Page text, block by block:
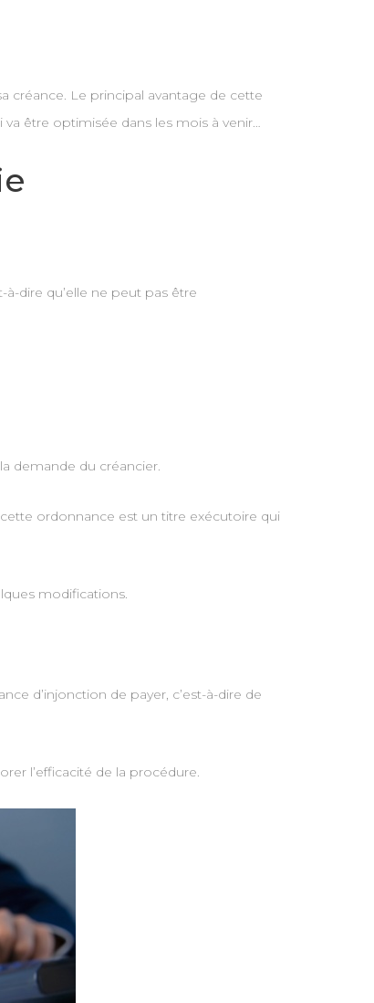
créance. Le principal avantage de cette
être optimisée dans les mois à venir…
dire qu’elle ne peut pas être
demande du créancier.
ordonnance est un titre exécutoire qui
modifications.
d’injonction de payer, c’est-à-dire de
l’efficacité de la procédure.